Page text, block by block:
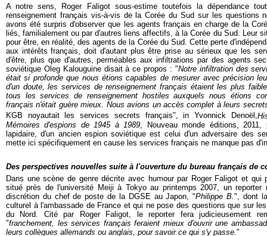
A notre sens, Roger Faligot sous-estime toutefois la dépendance
renseignement français vis-à-vis de la Corée du Sud sur les questions
avons été surpris d'observer que les agents français en charge de la
liés, familialement ou par d'autres liens affectifs, à la Corée du Sud. Leur
pour être, en réalité, des agents de la Corée du Sud. Cette perte
aux intérêts français, doit d'autant plus être prise au sérieux que les
d'être, plus que d'autres, perméables aux infiltrations par des agents
soviétique Oleg Kalouguine disait à ce propos : "Notre infiltration des
était si profonde que nous étions capables de mesurer avec précision
d'un doute, les services de renseignement français étaient les plus
tous les services de renseignement hostiles auxquels nous étions
français n'était guère mieux. Nous avions un accès complet à leurs
KGB noyautait les services secrets français", in Yvonnick Denoël,
Mémoires d'espions de 1945 à 1989 , Nouveau monde éditions, 2011,
lapidaire, d'un ancien espion soviétique est celui d'un adversaire des
mette ici spécifiquement en cause les services français ne manque pas
Des perspectives nouvelles suite à l'ouverture du bureau français de
Dans une scène de genre décrite avec humour par Roger Faligot et qui
situé près de l'université Meiji à Tokyo au printemps 2007, un reporter
discrétion du chef de poste de la DGSE au Japon, "Philippe B.", dont
culturel à l'ambassade de France et qui ne pose des questions que sur
du Nord. Cité par Roger Faligot, le reporter fera judicieusement
"franchement, les services français feraient mieux d'ouvrir une
leurs collègues allemands ou anglais, pour savoir ce qui s'y passe. "